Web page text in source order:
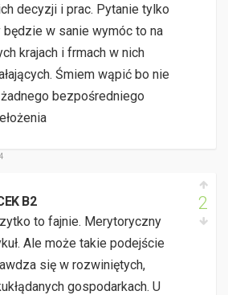
decyzji i prac. Pytanie tylko
będzie w sanie wymóc to na
krajach i frmach w nich
Śmiem wąpić bo nie
bezpośredniego
B2
to fajnie. Merytoryczny
Ale może takie podejście
się w rozwiniętych,
gospodarkach. U
2